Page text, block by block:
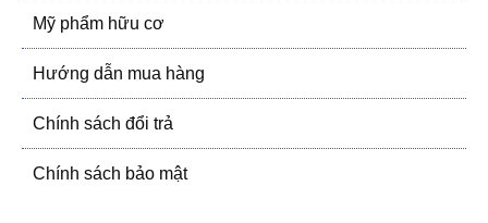
Mỹ phẩm hữu cơ
Hướng dẫn mua hàng
Chính sách đổi trả
Chính sách bảo mật